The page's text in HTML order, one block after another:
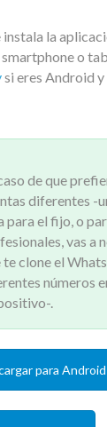
la
smartphone o
si eres Android y
de que
diferentes -
para el fijo, o
vas a
te clone el
números
.
para Android